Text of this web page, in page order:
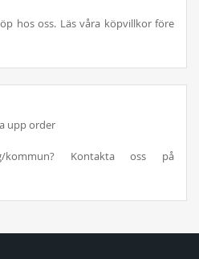
hos oss. Läs våra köpvillkor före
upp order
kommun? Kontakta oss på